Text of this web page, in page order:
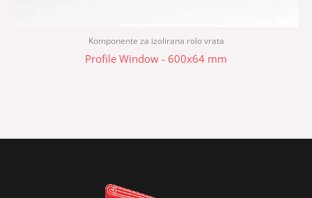
Komponente za izolirana rolo vrata
Profile Window - 600x64 mm